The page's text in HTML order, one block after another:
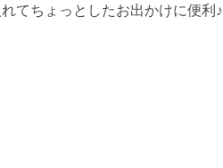
てちょっとしたお出かけに便利♪